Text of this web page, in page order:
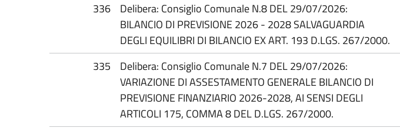
336
Delibera: Consiglio Comunale N.8 DEL 29/07/2026:
BILANCIO DI PREVISIONE 2026 - 2028 SALVAGUARDIA
DEGLI EQUILIBRI DI BILANCIO EX ART. 193 D.LGS. 267/2000.
335
Delibera: Consiglio Comunale N.7 DEL 29/07/2026:
VARIAZIONE DI ASSESTAMENTO GENERALE BILANCIO DI
PREVISIONE FINANZIARIO 2026-2028, AI SENSI DEGLI
ARTICOLI 175, COMMA 8 DEL D.LGS. 267/2000.